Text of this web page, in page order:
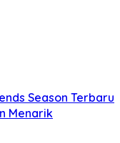
Season Terbaru
Menarik